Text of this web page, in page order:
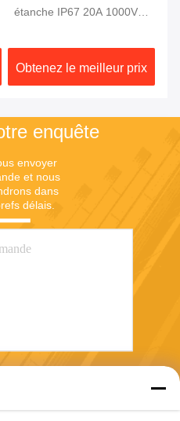
étanche IP67 20A 1000V
Obtenez le meilleur prix
enquête
envoyer
et nous
dans
délais.